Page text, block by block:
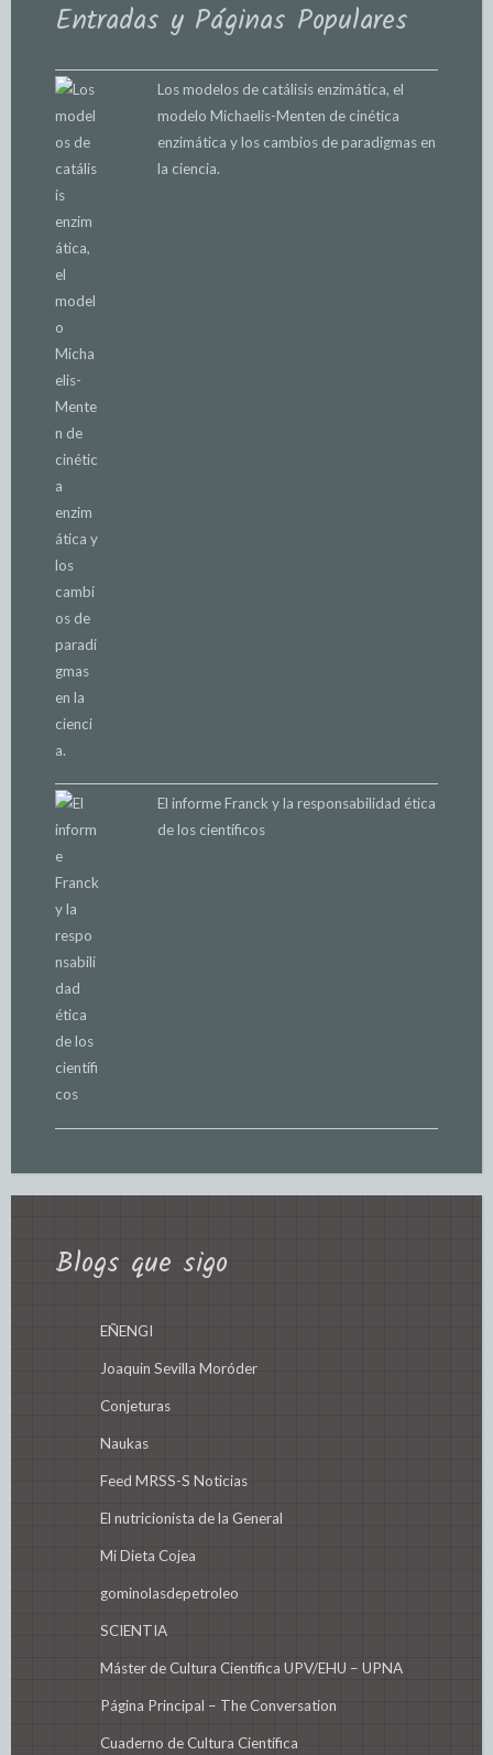
Entradas y Páginas Populares
Los modelos de catálisis enzimática, el
modelo Michaelis-Menten de cinética
enzimática y los cambios de paradigmas en
la ciencia.
El informe Franck y la responsabilidad ética
de los científicos
Blogs que sigo
EÑENGI
Joaquin Sevilla Moróder
Conjeturas
Naukas
Feed MRSS-S Noticias
El nutricionista de la General
Mi Dieta Cojea
gominolasdepetroleo
SCIENTIA
Máster de Cultura Científica UPV/EHU – UPNA
Página Principal – The Conversation
Cuaderno de Cultura Científica